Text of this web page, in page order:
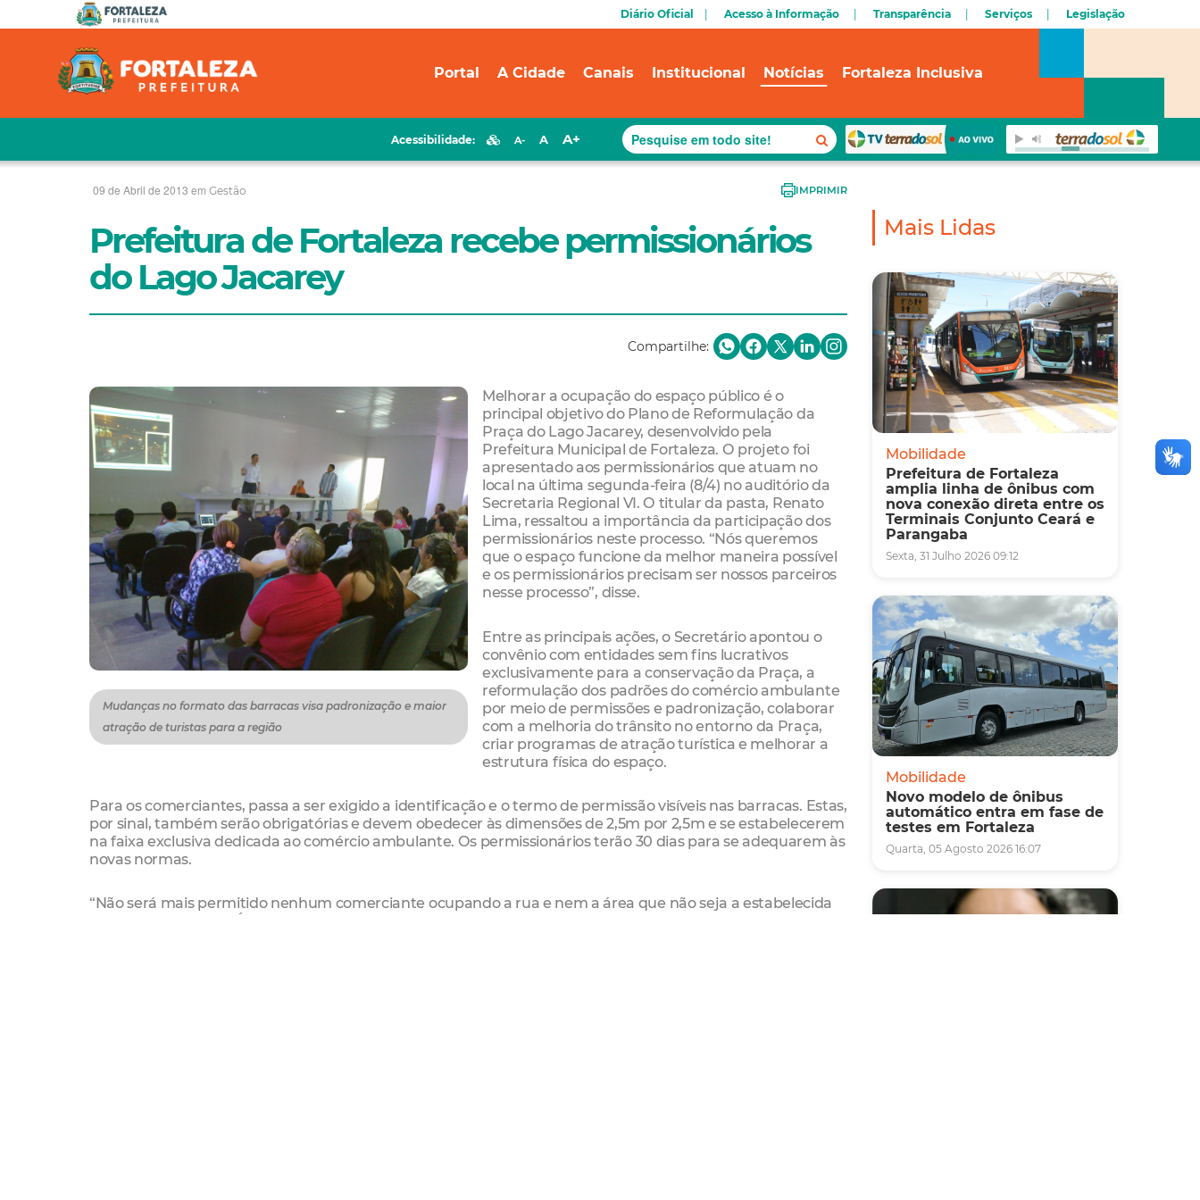
Diário Oficial Acesso à Informação Transparência Serviços Legislação
Portal A Cidade Canais Institucional Notícias Fortaleza Inclusiva
Acessibilidade: A- A A+
09 de Abril de 2013 em Gestão IMPRIMIR
Prefeitura de Fortaleza recebe permissionários
do Lago Jacarey
Compartilhe:
Mudanças no formato das barracas visa padronização e maior
atração de turistas para a região
Melhorar a ocupação do espaço público é o
principal objetivo do Plano de Reformulação da
Praça do Lago Jacarey, desenvolvido pela
Prefeitura Municipal de Fortaleza. O projeto foi
apresentado aos permissionários que atuam no
local na última segunda-feira (8/4) no auditório da
Secretaria Regional VI. O titular da pasta, Renato
Lima, ressaltou a importância da participação dos
permissionários neste processo. “Nós queremos
que o espaço funcione da melhor maneira possível
e os permissionários precisam ser nossos parceiros
nesse processo”, disse.
Entre as principais ações, o Secretário apontou o
convênio com entidades sem fins lucrativos
exclusivamente para a conservação da Praça, a
reformulação dos padrões do comércio ambulante
por meio de permissões e padronização, colaborar
com a melhoria do trânsito no entorno da Praça,
criar programas de atração turística e melhorar a
estrutura física do espaço.
Para os comerciantes, passa a ser exigido a identificação e o termo de permissão visíveis nas barracas. Estas,
por sinal, também serão obrigatórias e devem obedecer às dimensões de 2,5m por 2,5m e se estabelecerem
na faixa exclusiva dedicada ao comércio ambulante. Os permissionários terão 30 dias para se adequarem às
novas normas.
“Não será mais permitido nenhum comerciante ocupando a rua e nem a área que não seja a estabelecida
Mais Lidas
Mobilidade
Prefeitura de Fortaleza
amplia linha de ônibus com
nova conexão direta entre os
Terminais Conjunto Ceará e
Parangaba
Sexta, 31 Julho 2026 09:12
Mobilidade
Novo modelo de ônibus
automático entra em fase de
testes em Fortaleza
Quarta, 05 Agosto 2026 16:07